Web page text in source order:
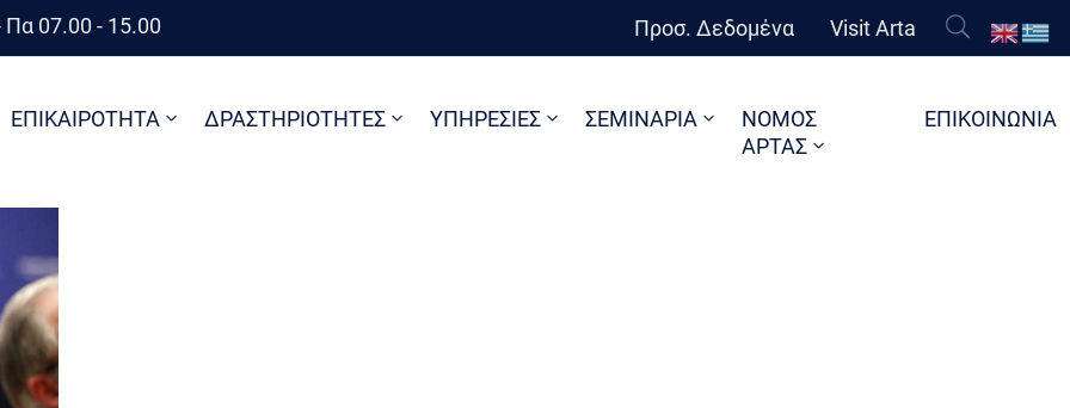
Πα 07.00 - 15.00 Προσ. Δεδομένα Visit Arta
ΕΠΙΚΑΙΡΟΤΗΤΑ ΔΡΑΣΤΗΡΙΟΤΗΤΕΣ ΥΠΗΡΕΣΙΕΣ ΣΕΜΙΝΑΡΙΑ
ΝΟΜΟΣ
ΑΡΤΑΣ
ΕΠΙΚΟΙΝΩΝΙΑ